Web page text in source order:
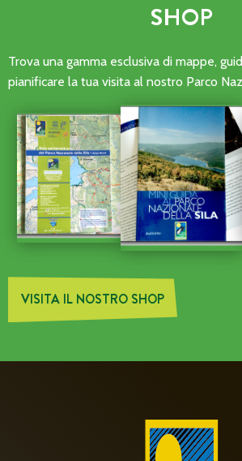
SHOP
Trova una gamma esclusiva di mappe,
pianificare la tua visita al nostro Parco
VISITA IL NOSTRO SHOP